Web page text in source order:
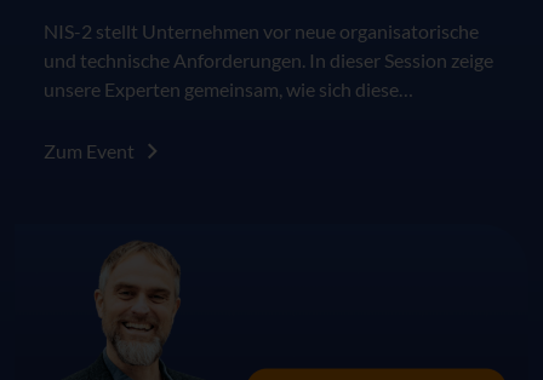
NIS-2 stellt Unternehmen vor neue organisatorische
und technische Anforderungen. In dieser Session zeige
unsere Experten gemeinsam, wie sich diese
Zum Event